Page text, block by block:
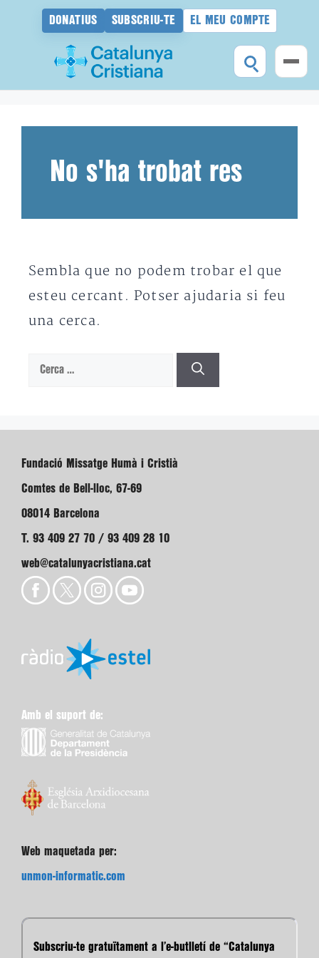
DONATIUS SUBSCRIU-TE EL MEU COMPTE
No s'ha trobat res
Sembla que no podem trobar el que
esteu cercant. Potser ajudaria si feu
una cerca.
Cerca:
Fundació Missatge Humà i Cristià
Comtes de Bell-lloc, 67-69
08014 Barcelona
T. 93 409 27 70 / 93 409 28 10
web@catalunyacristiana.cat
Amb el suport de:
Web maquetada per:
unmon-informatic.com
Subscriu-te gratuïtament a l’e-butlletí de “Catalunya